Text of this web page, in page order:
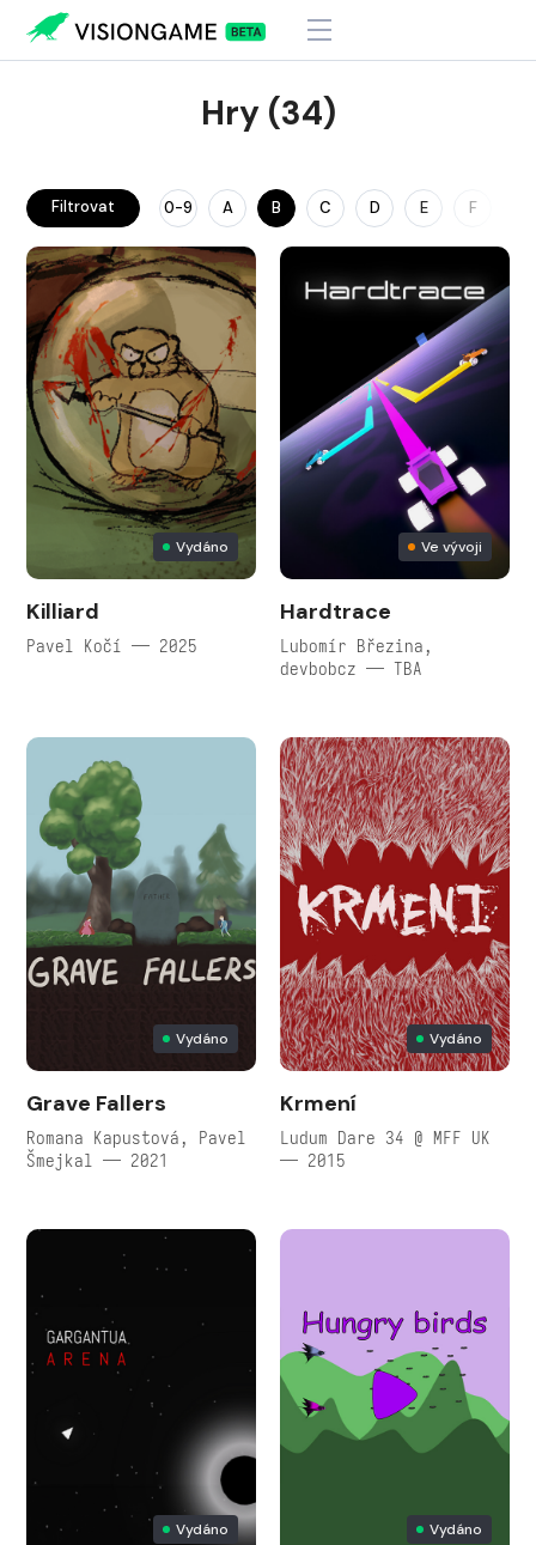
Hry (34)
Filtrovat 0-9 A B C D E F
Vydáno
Killiard
Pavel Kočí — 2025
Ve vývoji
Hardtrace
Lubomír Březina,
devbobcz — TBA
Vydáno
Grave Fallers
Romana Kapustová, Pavel
Šmejkal — 2021
Vydáno
Krmení
Ludum Dare 34 @ MFF UK
— 2015
Vydáno Vydáno